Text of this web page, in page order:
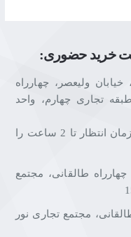
خرید حضوری:
خیابان ولیعصر، چهارراه
تجاری چهارم، واحد
(به علت حجم بالای سفارشات، حتما زمان انتظار تا 2 ساعت را
چهارراه طالقانی، مجتمع
مجتمع تجاری نور